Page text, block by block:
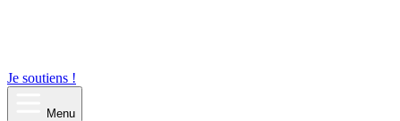
Je soutiens !
Menu